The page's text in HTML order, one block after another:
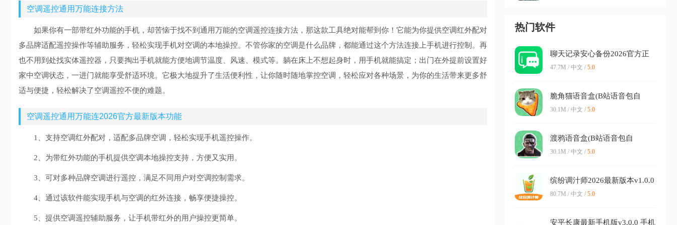
空调遥控通用万能连接方法
如果你有一部带红外功能的手机，却苦恼于找不到通用万能的空调遥控连接方法，那这款工具绝对能帮到你！它能为你提供空调红外配对
多品牌适配遥控操作等辅助服务，轻松实现手机对空调的本地操控。不管你家的空调是什么品牌，都能通过这个方法连接上手机进行控制。再
也不用到处找实体遥控器，只要掏出手机就能方便地调节温度、风速、模式等。躺在床上不想起身时，用手机就能搞定；出门在外提前设置好
家中空调状态，一进门就能享受舒适环境。它极大地提升了生活便利性，让你随时随地掌控空调，轻松应对各种场景，为你的生活带来更多舒
适与便捷，轻松解决了空调遥控不便的难题。
空调遥控通用万能连2026官方最新版本功能
1、支持空调红外配对，适配多品牌空调，轻松实现手机遥控操作。
2、为带红外功能的手机提供空调本地操控支持，方便又实用。
3、可对多种品牌空调进行遥控，满足不同用户对空调控制需求。
4、通过该软件能实现手机与空调的红外连接，畅享便捷操控。
5、提供空调遥控辅助服务，让手机带红外的用户操控更简单。
热门软件
聊天记录安心备份2026官方正
版v1.0.6 手机版
47.7M / 中文 / 5.0
脆角猫语音盒(B站语音包自
制)v1.04 官方正版
30.1M / 中文 / 5.0
渡鸦语音盒(B站语音包自
制)v1.04 安卓版
30.1M / 中文 / 5.0
缤纷调汁师2026最新版本v1.0.0
免费版
80.7M / 中文 / 5.0
安平长康最新手机版v3.0.0 手机